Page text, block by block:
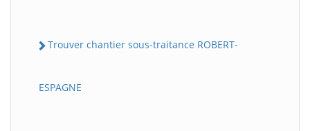
Trouver chantier sous-traitance ROBERT-
ESPAGNE